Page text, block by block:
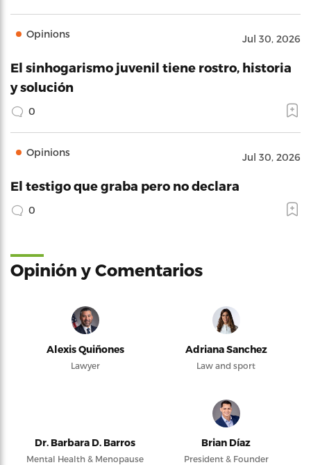
Opinions Jul 30, 2026
El sinhogarismo juvenil tiene rostro, historia
y solución
0
Opinions Jul 30, 2026
El testigo que graba pero no declara
0
Opinión y Comentarios
Alexis Quiñones
Lawyer
Adriana Sanchez
Law and sport
Dr. Barbara D. Barros
Mental Health & Menopause
Brian Díaz
President & Founder